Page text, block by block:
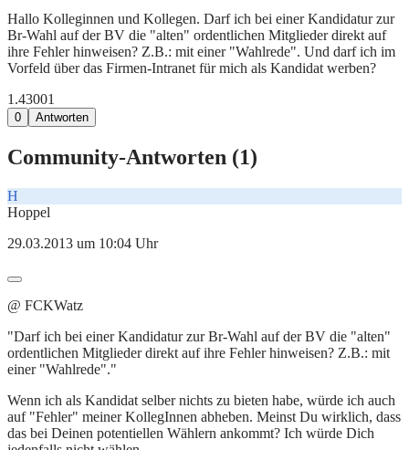
Hallo Kolleginnen und Kollegen. Darf ich bei einer Kandidatur zur
Br-Wahl auf der BV die "alten" ordentlichen Mitglieder direkt auf
ihre Fehler hinweisen? Z.B.: mit einer "Wahlrede". Und darf ich im
Vorfeld über das Firmen-Intranet für mich als Kandidat werben?
1.43001
0 Antworten
Community-Antworten (1)
H
Hoppel
29.03.2013 um 10:04 Uhr
@ FCKWatz
"Darf ich bei einer Kandidatur zur Br-Wahl auf der BV die "alten"
ordentlichen Mitglieder direkt auf ihre Fehler hinweisen? Z.B.: mit
einer "Wahlrede"."
Wenn ich als Kandidat selber nichts zu bieten habe, würde ich auch
auf "Fehler" meiner KollegInnen abheben. Meinst Du wirklich, dass
das bei Deinen potentiellen Wählern ankommt? Ich würde Dich